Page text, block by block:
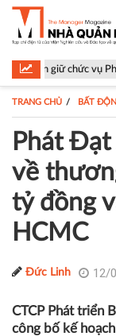
vụ Phó Tổng Biên
TRANG CHỦ BẤT
Phát
về
tỷ đồng
HCMC
Đức Linh 12/
CTCP Phát triển
công bố kế